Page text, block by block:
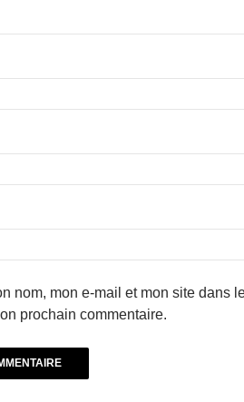
nom, mon e-mail et mon site dans
prochain commentaire.